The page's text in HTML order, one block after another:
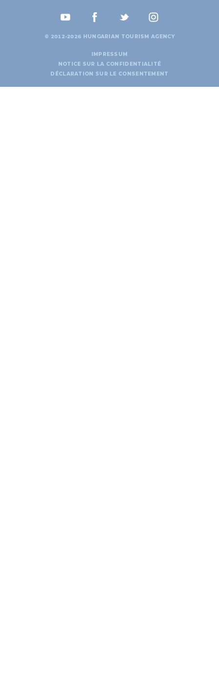
© 2012-2026 HUNGARIAN TOURISM AGENCY
IMPRESSUM
NOTICE SUR LA CONFIDENTIALITÉ
DÉCLARATION SUR LE CONSENTEMENT